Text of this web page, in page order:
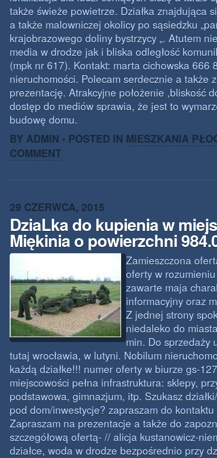
także świeże powietrze. Działka znajdująca
a także malowniczej okolicy po sąsiedzku
krajobrazowego doliny bystrzycy „. Atutem
media w drodze jak i bliska odległość
(mpk nr 617). Kontakt: marta cichowska 666
nieruchomości. Polecam serdecznie a także
prezentację. Atrakcyjne położenie ,bliskość
dostęp do mediów sprawia, że jest to
budowę domu.
BY ADMIN • POSTED IN MIESZKANIA
COMMENT
29 CZERWCA, 2015
DziaLka do kupienia w
Miękinia o powierzchni
Zamieszczona
oferty w
zawarte maja
informacyjny oraz
Z jednej strony
niedaleko do
min. Do sprzedaży
tutaj wrocławia, w lutyni. Nobilum
każdą działke!!! numer oferty w biurze gs-
miejscowości pełna infrastruktura: sklepy,
podstawowa, gimnazjum, itp. Szukasz
pod dom/inwestycje? zapraszam do
Zapraszam na prezentacje a także do
szczegółową ofertą- // alicja kustanowicz-
działce, woda w drodze bezpośrednio przy